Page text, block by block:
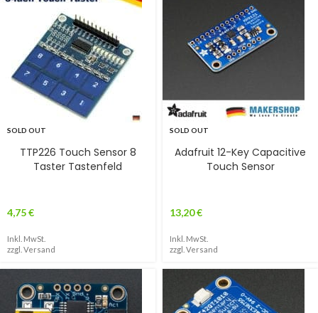
SOLD OUT
TTP226 Touch Sensor 8
Taster Tastenfeld
4,75€
Inkl. MwSt.
zzgl. Versand
SOLD OUT
Adafruit 12-Key Capacitive
Touch Sensor
13,20€
Inkl. MwSt.
zzgl. Versand